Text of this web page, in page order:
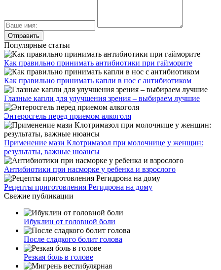
Популярные статьи
Как правильно принимать антибиотики при гайморите
Как правильно принимать капли в нос с антибиотиком
Глазные капли для улучшения зрения – выбираем лучшие
Энтеросгель перед приемом алкоголя
Применение мази Клотримазол при молочнице у женщин:
результаты, важные нюансы
Антибиотики при насморке у ребенка и взрослого
Рецепты приготовления Регидрона на дому
Свежие публикации
Ибуклин от головной боли
После сладкого болит голова
Резкая боль в голове